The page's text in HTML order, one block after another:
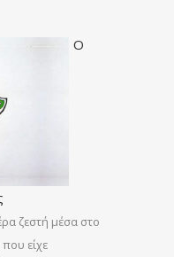
Ο
ζεστή μέσα στο
είχε